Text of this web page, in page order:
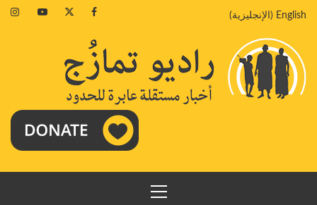
إلىEnglish
( الإنجليزية)
Facebook
Twitter
Youtube
القائمة